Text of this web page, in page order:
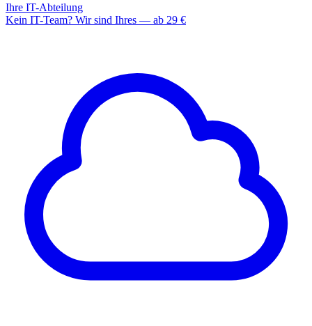
Ihre IT-Abteilung
Kein IT-Team? Wir sind Ihres — ab 29 €